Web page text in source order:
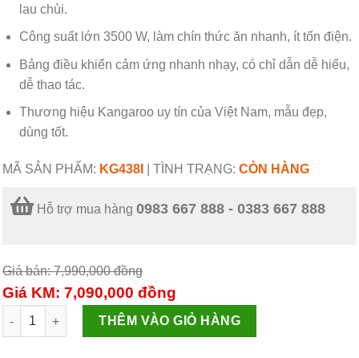
lau chùi.
Công suất lớn 3500 W, làm chín thức ăn nhanh, ít tốn điện.
Bảng điều khiển cảm ứng nhanh nhạy, có chỉ dẫn dễ hiểu,
dễ thao tác.
Thương hiệu Kangaroo uy tín của Việt Nam, mẫu đẹp,
dùng tốt.
MÃ SẢN PHẨM: KG438I TÌNH TRẠNG: CÒN HÀNG
Hỗ trợ mua hàng 0983 667 888 - 0383 667 888
Giá bán: 7,990,000đồng
Giá KM: 7,090,000 đồng
Bếp từ đôi Kangaroo KG438I số lượng
THÊM VÀO GIỎ HÀNG